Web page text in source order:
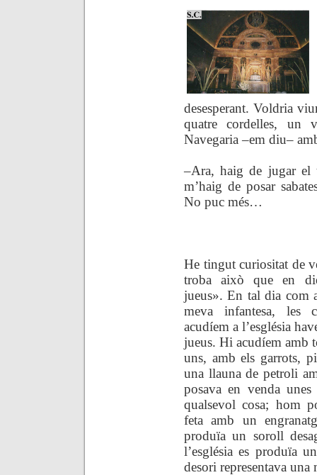
desesperant. Voldria
quatre cordelles, un
Navegaria –em diu–
–Ara, haig de jugar el
m’haig de posar
No puc més…
He tingut curiositat de
troba això que en
jueus». En tal dia com
meva infantesa, les
acudíem a l’església
jueus. Hi acudíem amb
uns, amb els garrots,
una llauna de petroli
posava en venda
qualsevol cosa; hom
feta amb un
produïa un soroll
l’església es produïa
desori representava una